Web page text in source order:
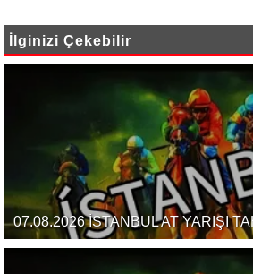
İlginizi Çekebilir
07.08.2026 İSTANBUL AT YARIŞI